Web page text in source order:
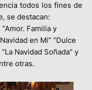
todos los fines de
se destacan:
Familia y
en Mi” “Dulce
Navidad Soñada” y
otras.